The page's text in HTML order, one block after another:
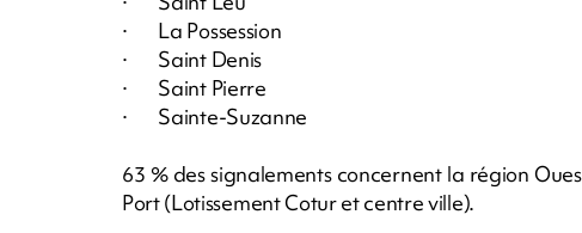
· La Possession
· Saint Denis
· Saint Pierre
· Sainte-Suzanne
63 % des signalements concernent la région
Port (Lotissement Cotur et centre ville).